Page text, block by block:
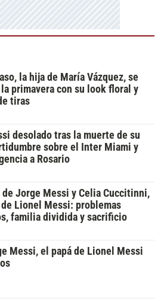
la hija de María Vázquez, se
primavera con su look floral y
tiras
desolado tras la muerte de su
sobre el Inter Miami y
a Rosario
Jorge Messi y Celia Cuccitinni,
de Lionel Messi: problemas
familia dividida y sacrificio
Messi, el papá de Lionel Messi